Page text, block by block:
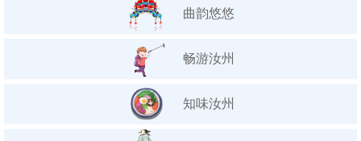
曲韵悠悠
畅游汝州
知味汝州